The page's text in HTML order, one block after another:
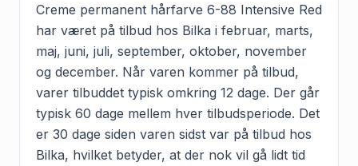
Creme permanent hårfarve 6-88 Intensive Red
har været på tilbud hos Bilka i februar, marts,
maj, juni, juli, september, oktober, november
og december. Når varen kommer på tilbud,
varer tilbuddet typisk omkring 12 dage. Der går
typisk 60 dage mellem hver tilbudsperiode. Det
er 30 dage siden varen sidst var på tilbud hos
Bilka, hvilket betyder, at der nok vil gå lidt tid